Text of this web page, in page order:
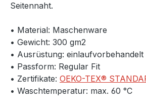
Seitennaht.
• Material: Maschenware
• Gewicht: 300 gm2
• Ausrüstung: einlaufvorbehandelt
• Passform: Regular Fit
• Zertifikate: OEKO-TEX®
• Waschtemperatur: max. 60 °C